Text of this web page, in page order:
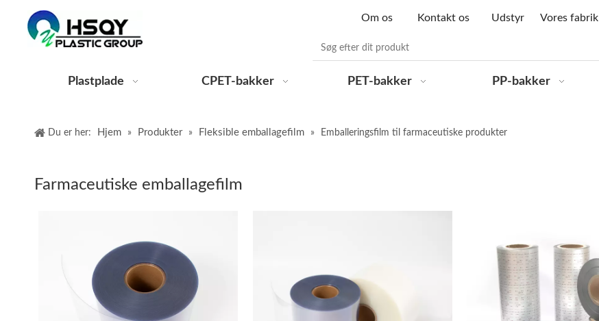
Om os Kontakt os Udstyr Vores fabrik
Plastplade CPET-bakker PET-bakker PP-bakker
Du er her: Hjem » Produkter » Fleksible emballagefilm » Emballeringsfilm til farmaceutiske produkter
Farmaceutiske emballagefilm